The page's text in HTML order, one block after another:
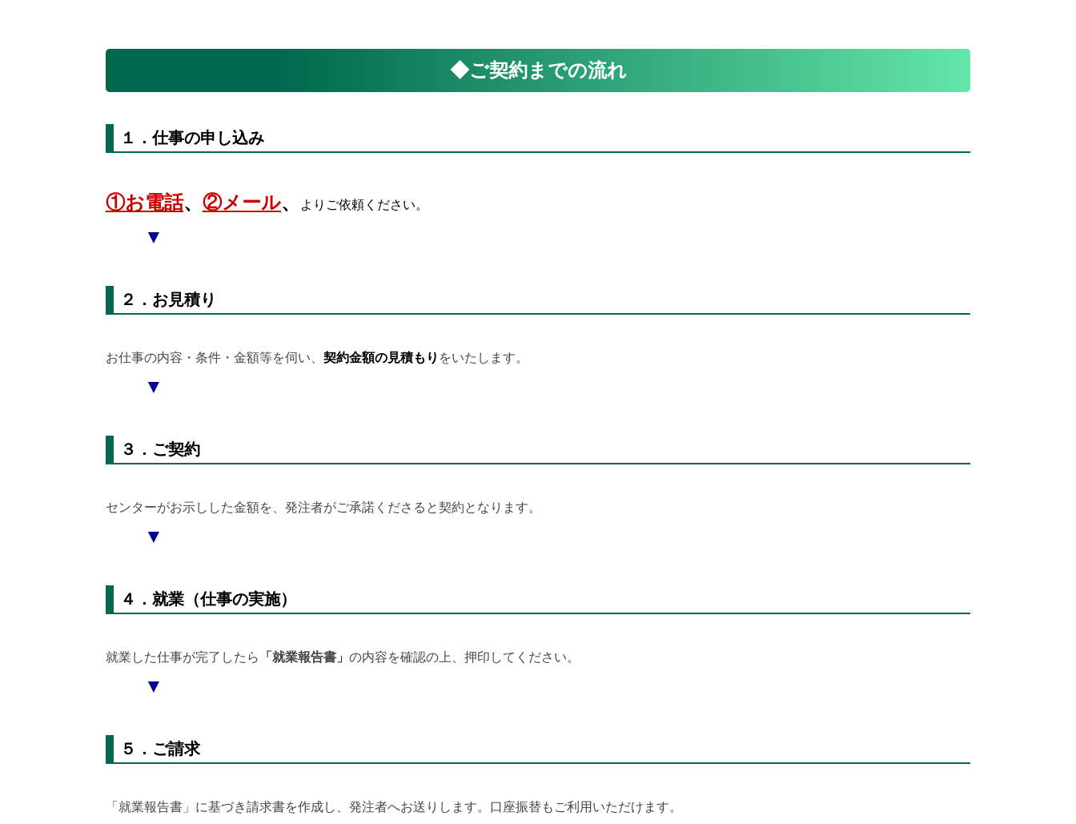
◆ご契約までの流れ
１．仕事の申し込み
①お電話、 ②メール、 よりご依頼ください。
▼
２．お見積り
お仕事の内容・条件・金額等を伺い、 契約金額の見積もり をいたします。
▼
３．ご契約
センターがお示しした金額を、発注者がご承諾くださると契約となります。
▼
４．就業（仕事の実施）
就業した仕事が完了したら 「就業報告書」 の内容を確認の上、押印してください。
▼
５．ご請求
「就業報告書」に基づき請求書を作成し、発注者へお送りします。 口座振替もご利用いただけます。